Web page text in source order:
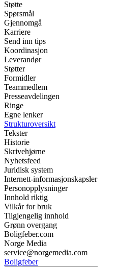
Støtte
Spørsmål
Gjennomgå
Karriere
Send inn tips
Koordinasjon
Leverandør
Støtter
Formidler
Teammedlem
Presseavdelingen
Ringe
Egne lenker
Strukturoversikt
Tekster
Historie
Skrivehjørne
Nyhetsfeed
Juridisk system
Internett-informasjonskapsler
Personopplysninger
Innhold riktig
Vilkår for bruk
Tilgjengelig innhold
Grønn overgang
Boligfeber.com
Norge Media
service@norgemedia.com
Boligfeber